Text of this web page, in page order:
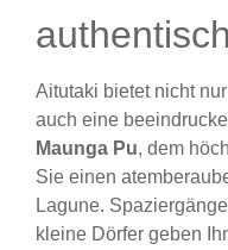
Aitutaki bietet nicht
auch eine
Maunga Pu, dem
Sie einen
Lagune.
kleine Dörfer geben